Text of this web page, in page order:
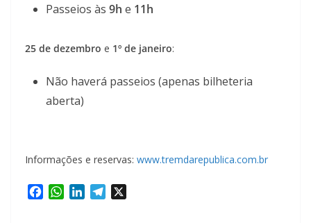
Passeios às 9h e 11h
25 de dezembro e 1º de janeiro:
Não haverá passeios (apenas bilheteria
aberta)
Informações e reservas: www.tremdarepublica.com.br
W